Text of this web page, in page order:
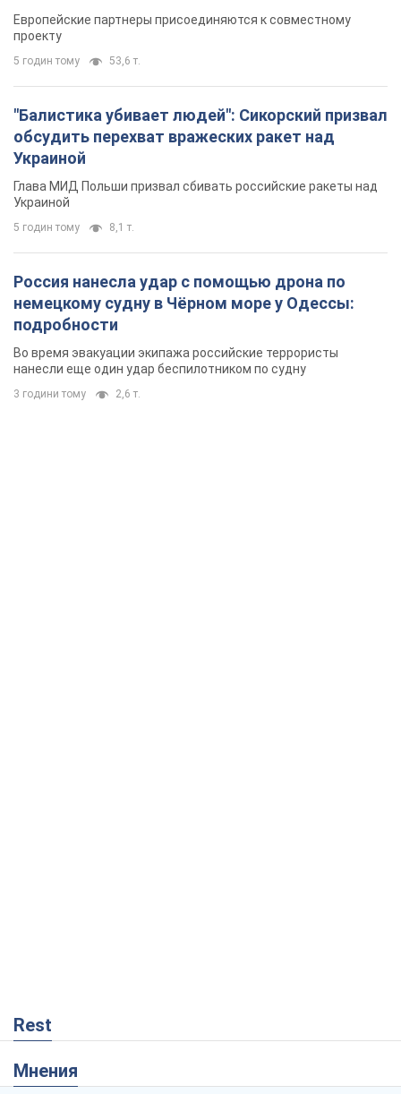
Видео
Европейские партнеры присоединяются к совместному
проекту
5 годин тому 53,6 т.
"Балистика убивает людей": Сикорский призвал
обсудить перехват вражеских ракет над
Украиной
Глава МИД Польши призвал сбивать российские ракеты над
Украиной
5 годин тому 8,1 т.
Россия нанесла удар с помощью дрона по
немецкому судну в Чёрном море у Одессы:
подробности
Во время эвакуации экипажа российские террористы
нанесли еще один удар беспилотником по судну
3 години тому 2,6 т.
Rest
Мнения